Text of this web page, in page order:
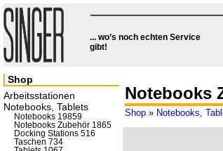
... wo’s noch echten Service
gibt!
Notebooks
Shop » Notebooks,
Shop
Arbeitsstationen
Notebooks, Tablets
Notebooks 19859
Notebooks Zubehör 1865
Docking Stations 516
Taschen 734